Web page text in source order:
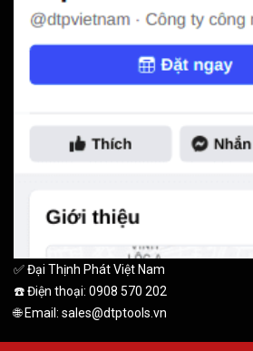
✅ Đại Thịnh Phát Việt Nam
☎️ Điện thoại: 0908 570 202
🌐 Email: sales@dtptools.vn